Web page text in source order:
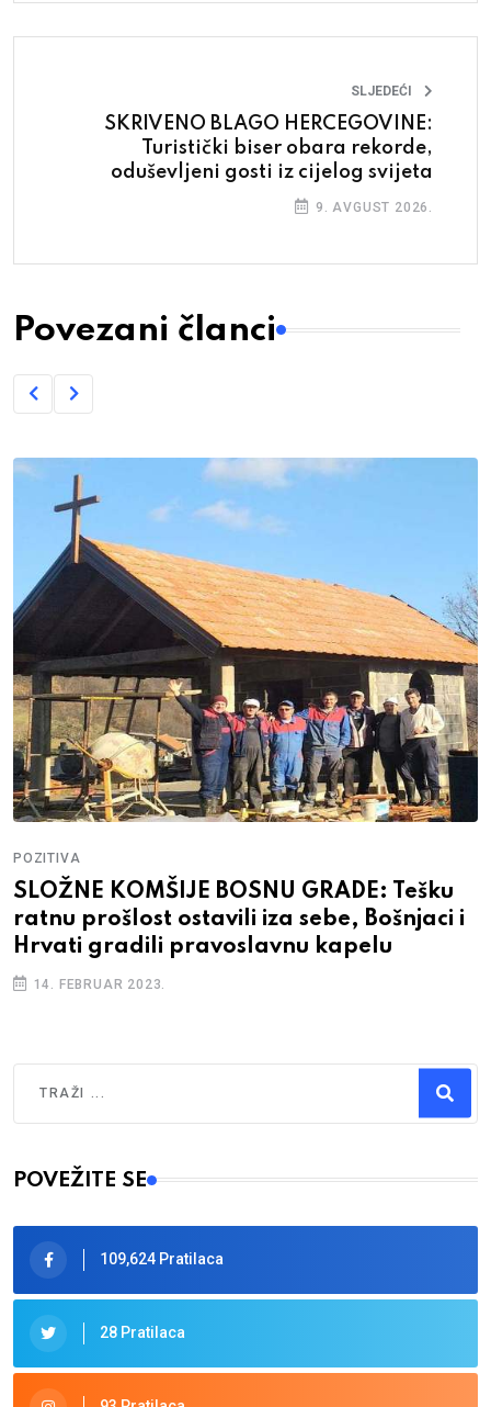
SLJEDEĆI
SKRIVENO BLAGO HERCEGOVINE:
Turistički biser obara rekorde,
oduševljeni gosti iz cijelog svijeta
9. AVGUST 2026.
Povezani članci
POZITIVA
SLOŽNE KOMŠIJE BOSNU GRADE: Tešku
ratnu prošlost ostavili iza sebe, Bošnjaci i
Hrvati gradili pravoslavnu kapelu
14. FEBRUAR 2023.
Type 2 or more characters for results.
POVEŽITE SE
109,624 Pratilaca
28 Pratilaca